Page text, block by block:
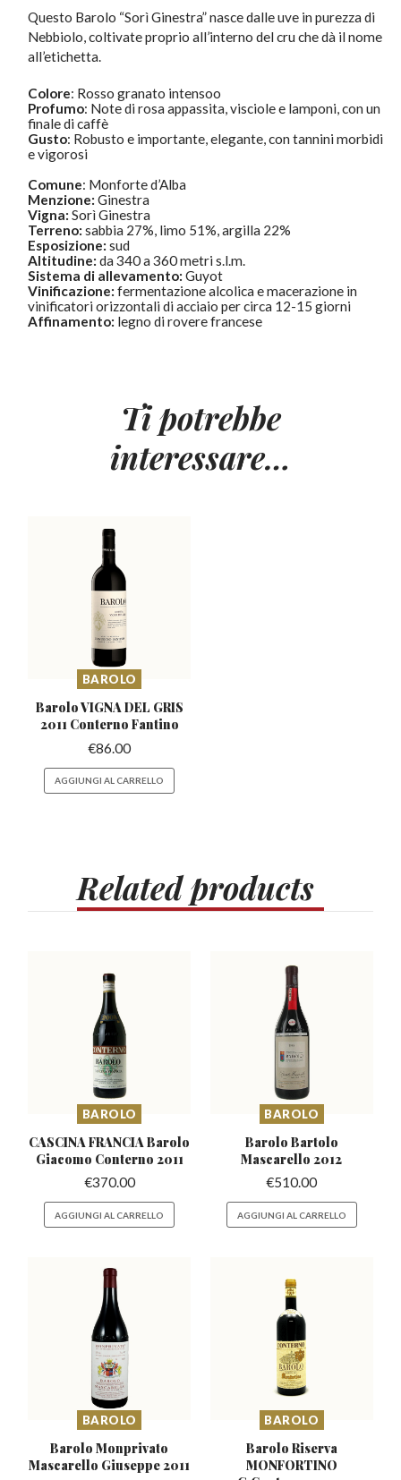
Questo Barolo “Sorì Ginestra” nasce dalle uve in purezza di
Nebbiolo, coltivate proprio all’interno del cru che dà il nome
all’etichetta.
Colore: Rosso granato intensoo
Profumo: Note di rosa appassita, visciole e lamponi, con un
finale di caffè
Gusto: Robusto e importante, elegante, con tannini morbidi
e vigorosi
Comune: Monforte d’Alba
Menzione: Ginestra
Vigna: Sorì Ginestra
Terreno: sabbia 27%, limo 51%, argilla 22%
Esposizione: sud
Altitudine: da 340 a 360 metri s.l.m.
Sistema di allevamento: Guyot
Vinificazione: fermentazione alcolica e macerazione in
vinificatori orizzontali di acciaio per circa 12-15 giorni
Affinamento: legno di rovere francese
Ti potrebbe
interessare…
BAROLO
Barolo VIGNA DEL GRIS
2011 Conterno Fantino
€86.00
AGGIUNGI AL CARRELLO
Relatedproducts
BAROLO
CASCINA FRANCIA Barolo
Giacomo Conterno 2011
€370.00
AGGIUNGI AL CARRELLO
BAROLO
Barolo Bartolo
Mascarello 2012
€510.00
AGGIUNGI AL CARRELLO
BAROLO
Barolo Monprivato
Mascarello Giuseppe 2011
BAROLO
Barolo Riserva
MONFORTINO